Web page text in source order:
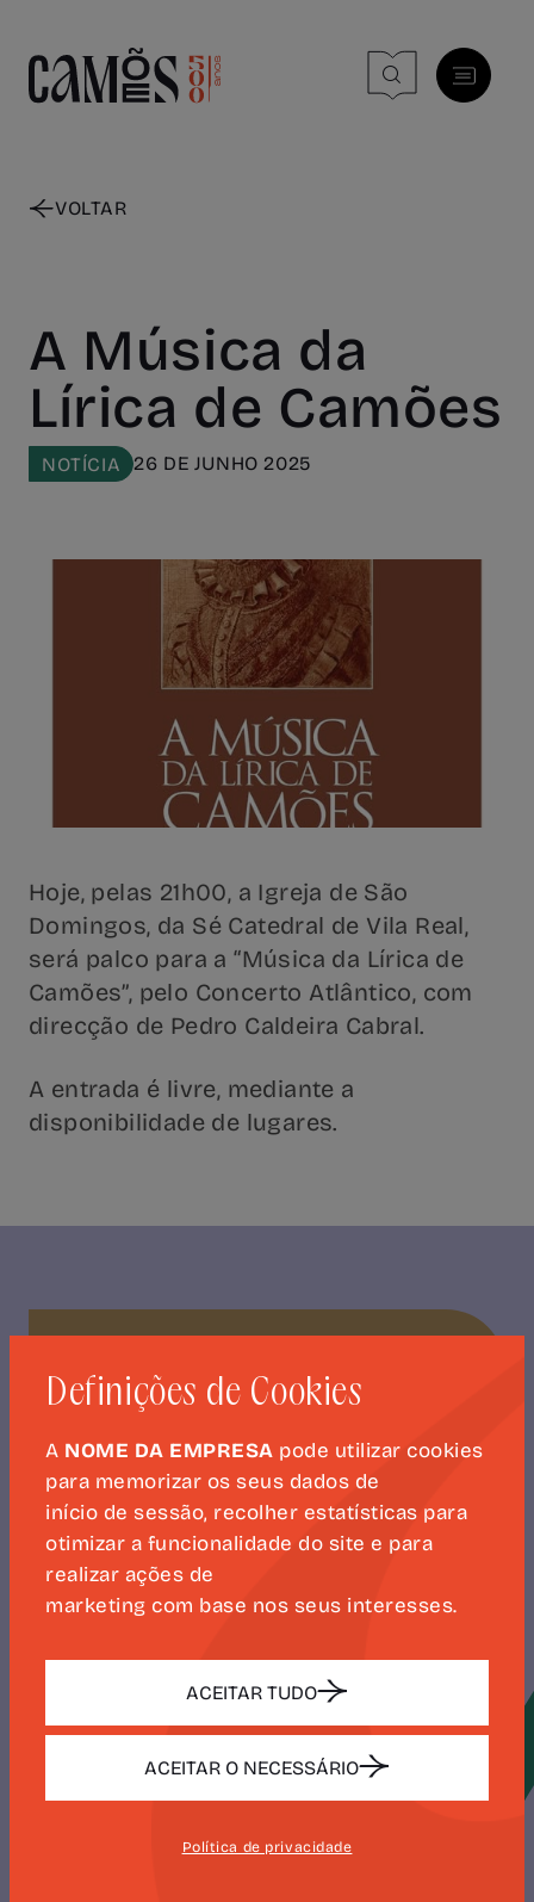
VOLTAR
A Música da
Lírica de Camões
NOTÍCIA 26 DE JUNHO 2025
Hoje, pelas 21h00, a Igreja de São
Domingos, da Sé Catedral de Vila Real,
será palco para a “Música da Lírica de
Camões”, pelo Concerto Atlântico, com
direcção de Pedro Caldeira Cabral.
A entrada é livre, mediante a
disponibilidade de lugares.
CAMÕES 500
Definições de Cookies
A NOME DA EMPRESA pode utilizar cookies
para memorizar os seus dados de
início de sessão, recolher estatísticas para
otimizar a funcionalidade do site e para
realizar ações de
marketing com base nos seus interesses.
ACEITAR TUDO
ACEITAR O NECESSÁRIO
Política de privacidade